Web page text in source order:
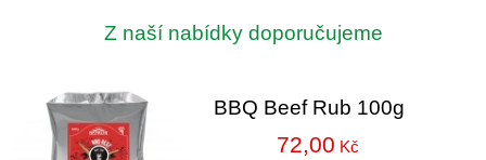
Z naší nabídky doporučujeme
BBQ Beef Rub 100g
72,00 Kč